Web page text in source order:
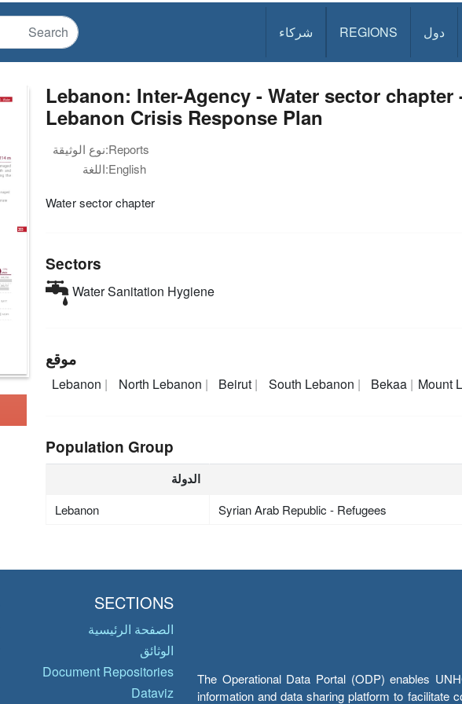
دول REGIONS شركاء
Lebanon: Inter-Agency - Water sector chapter
Lebanon Crisis Response Plan
نوع الوثيقة:Reports
اللغة:English
Water sector chapter
Sectors
Water Sanitation Hygiene
موقع
Lebanon North Lebanon Beirut South Lebanon Bekaa Mount
Population Group
الدولة
Lebanon Syrian Arab Republic - Refugees
The Operational Data Portal (ODP) enables
information and data sharing platform to facilitate
SECTIONS
الصفحة الرئيسية
الوثائق
Document Repositories
Dataviz